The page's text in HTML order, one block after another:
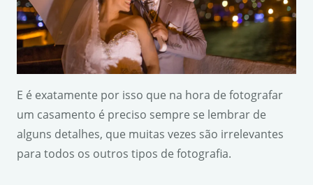
E é exatamente por isso que na hora de fotografar
um casamento é preciso sempre se lembrar de
alguns detalhes, que muitas vezes são irrelevantes
para todos os outros tipos de fotografia.